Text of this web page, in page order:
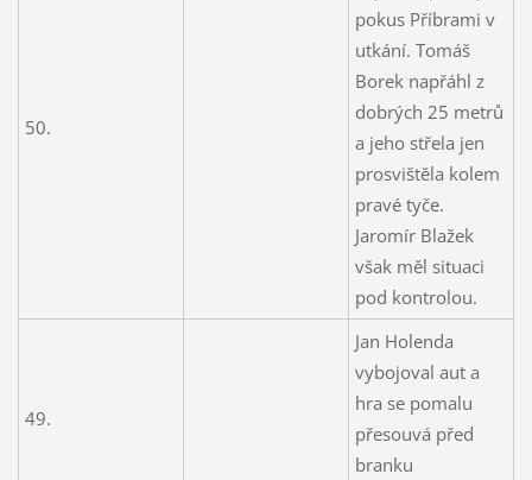
50.
pokus Příbrami v
utkání. Tomáš
Borek napřáhl z
dobrých 25 metrů
a jeho střela jen
prosvištěla kolem
pravé tyče.
Jaromír Blažek
však měl situaci
pod kontrolou.
49.
Jan Holenda
vybojoval aut a
hra se pomalu
přesouvá před
branku